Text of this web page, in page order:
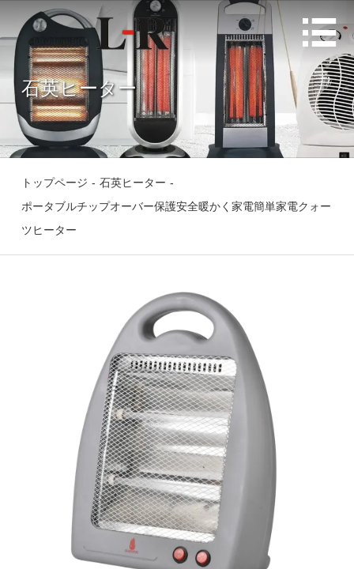

石英ヒーター
トップページ - 石英ヒーター -
ポータブルチップオーバー保護安全暖かく家電簡単家電クォー
ツヒーター